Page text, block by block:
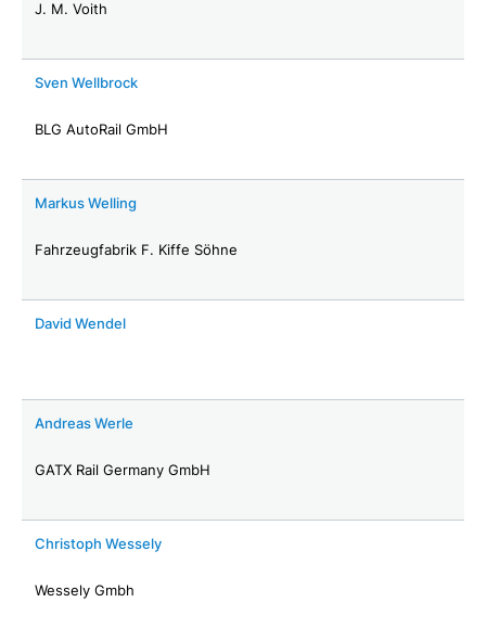
J. M. Voith
Sven Wellbrock
BLG AutoRail GmbH
Markus Welling
Fahrzeugfabrik F. Kiffe Söhne
David Wendel
Andreas Werle
GATX Rail Germany GmbH
Christoph Wessely
Wessely Gmbh